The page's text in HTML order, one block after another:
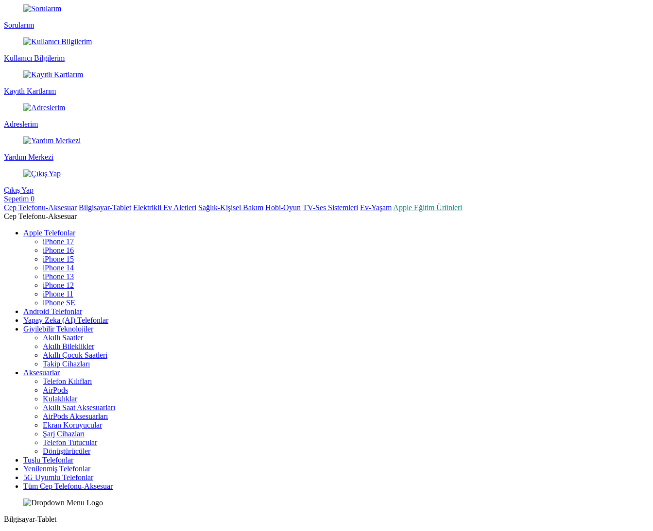
Sorularım
Kullanıcı Bilgilerim
Kayıtlı Kartlarım
Adreslerim
Yardım Merkezi
Çıkış Yap
Sepetim 0
Cep Telefonu-Aksesuar Bilgisayar-Tablet Elektrikli Ev Aletleri Sağlık-Kişisel Bakım Hobi-Oyun TV-Ses Sistemleri Ev-Yaşam Apple Eğitim Ürünleri
Cep Telefonu-Aksesuar
Apple Telefonlar
iPhone 17
iPhone 16
iPhone 15
iPhone 14
iPhone 13
iPhone 12
iPhone 11
iPhone SE
Android Telefonlar
Yapay Zeka (AI) Telefonlar
Giyilebilir Teknolojiler
Akıllı Saatler
Akıllı Bileklikler
Akıllı Çocuk Saatleri
Takip Cihazları
Aksesuarlar
Telefon Kılıfları
AirPods
Kulaklıklar
Akıllı Saat Aksesuarları
AirPods Aksesuarları
Ekran Koruyucular
Şarj Cihazları
Telefon Tutucular
Dönüştürücüler
Tuşlu Telefonlar
Yenilenmiş Telefonlar
5G Uyumlu Telefonlar
Tüm Cep Telefonu-Aksesuar
Bilgisayar-Tablet